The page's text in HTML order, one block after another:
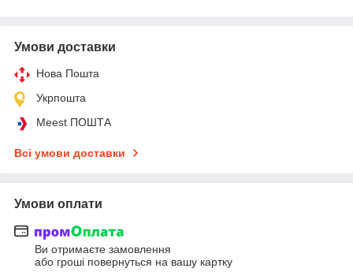
Умови доставки
Нова Пошта
Укрпошта
Meest ПОШТА
Всі умови доставки
Умови оплати
Ви отримаєте замовлення
або гроші повернуться на вашу картку